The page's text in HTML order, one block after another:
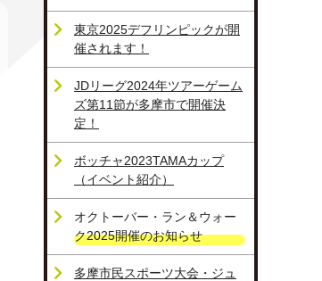
東京2025デフリンピックが開
催されます！
JDリーグ2024年ツアーゲーム
ズ第11節が多摩市で開催決
定！
ボッチャ2023TAMAカップ
（イベント紹介）
オクトーバー・ラン＆ウォー
ク2025開催のお知らせ
多摩市民スポーツ大会・ジュ